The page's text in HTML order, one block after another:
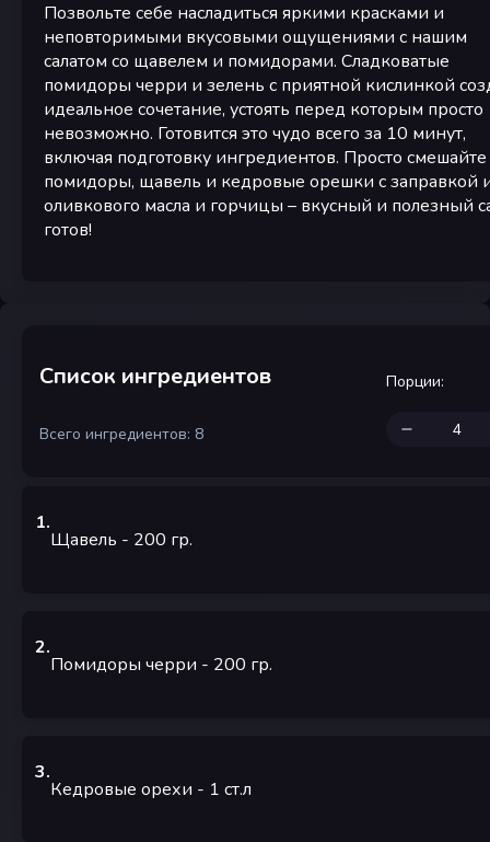
Позвольте себе насладиться яркими красками и
неповторимыми вкусовыми ощущениями с нашим
салатом со щавелем и помидорами. Сладковатые
помидоры черри и зелень с приятной кислинкой
идеальное сочетание, устоять перед которым просто
невозможно. Готовится это чудо всего за 10 минут,
включая подготовку ингредиентов. Просто смешайте
помидоры, щавель и кедровые орешки с заправкой
оливкового масла и горчицы – вкусный и полезный
готов!
Список ингредиентов
Всего ингредиентов: 8
Порции:
1.
Щавель - 200 гр.
2.
Помидоры черри - 200 гр.
3.
Кедровые орехи - 1 ст.л